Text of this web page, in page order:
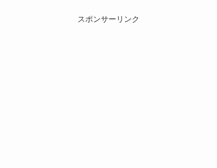
スポンサーリンク